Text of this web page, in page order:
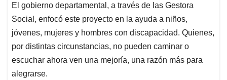
El gobierno departamental, a través de las Gestora
Social, enfocó este proyecto en la ayuda a niños,
jóvenes, mujeres y hombres con discapacidad. Quienes,
por distintas circunstancias, no pueden caminar o
escuchar ahora ven una mejoría, una razón más para
alegrarse.